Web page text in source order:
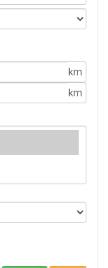
km
km